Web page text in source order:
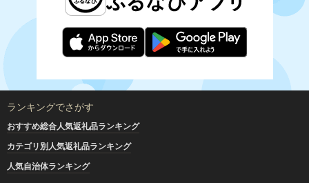
ランキングでさがす
おすすめ総合人気返礼品ランキング
カテゴリ別人気返礼品ランキング
人気自治体ランキング